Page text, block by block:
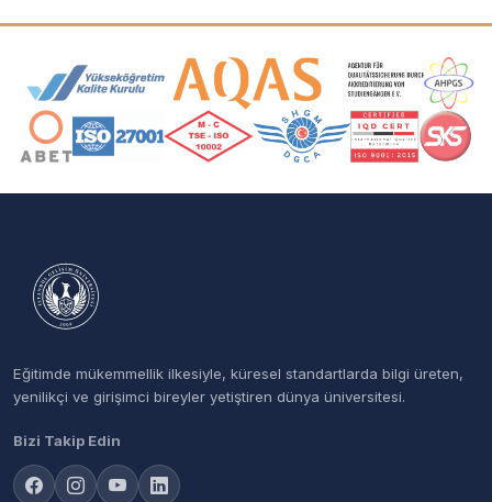
Akreditasyon ve Üyelik Logoları
Eğitimde mükemmellik ilkesiyle, küresel standartlarda bilgi üreten,
yenilikçi ve girişimci bireyler yetiştiren dünya üniversitesi.
Bizi Takip Edin